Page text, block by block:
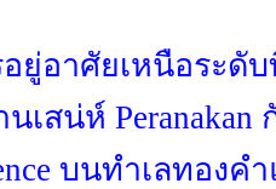
ยู่อาศัยเหนือระดับ
นเสน่ห์ Peranakan
บนทำเลทองค